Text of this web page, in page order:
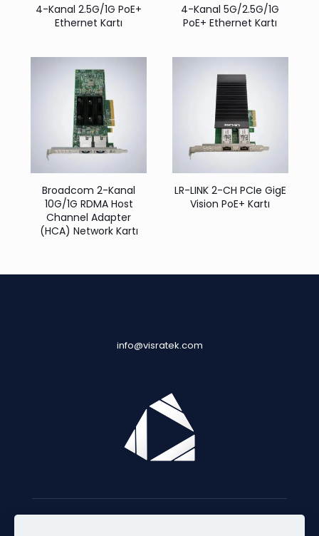
4-Kanal 2.5G/1G PoE+
Ethernet Kartı
4-Kanal 5G/2.5G/1G
PoE+ Ethernet Kartı
Broadcom 2-Kanal
10G/1G RDMA Host
Channel Adapter
(HCA) Network Kartı
LR-LINK 2-CH PCIe GigE
Vision PoE+ Kartı
info@visratek.com